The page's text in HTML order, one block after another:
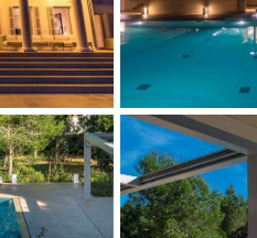
NA MACARET
SANT LLUÍS
SANTO TOMAS
SON BOU